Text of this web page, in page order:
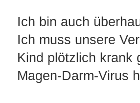
Ich bin auch
Ich muss unsere
Kind plötzlich krank
Magen-Darm-Virus